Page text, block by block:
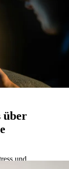
über
und